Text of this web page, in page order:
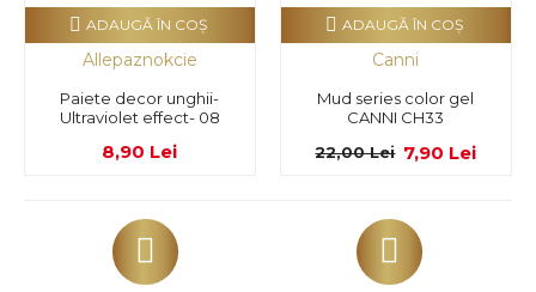
Allepaznokcie
Paiete decor unghii-
Ultraviolet effect- 08
8,90 Lei
ADAUGĂ ÎN COŞ
Canni
Mud series color gel
CANNI CH33
7,90 Lei
22,00 Lei
ADAUGĂ ÎN COŞ